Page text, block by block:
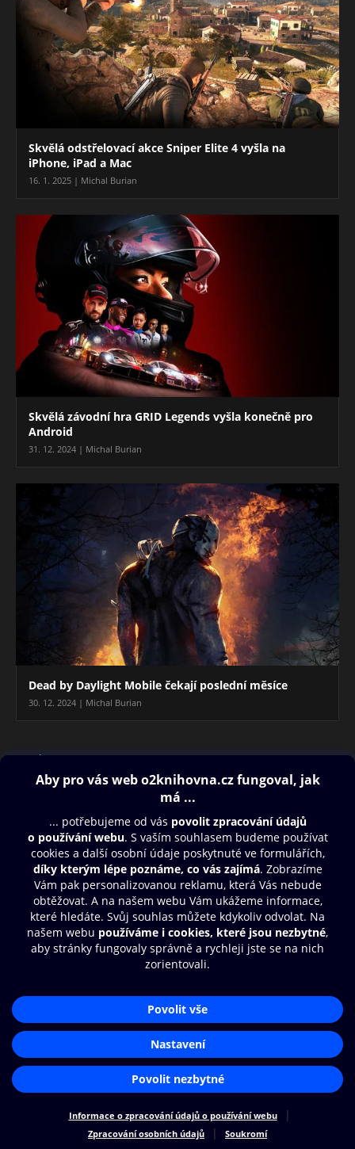
Skvělá odstřelovací akce Sniper Elite 4 vyšla na
iPhone, iPad a Mac
16. 1. 2025 | Michal Burian
Skvělá závodní hra GRID Legends vyšla konečně pro
Android
31. 12. 2024 | Michal Burian
Dead by Daylight Mobile čekají poslední měsíce
30. 12. 2024 | Michal Burian
Blog
Obsah ke stažení
Moje O2 Knihovna
Další zábava
© O2 Czech Republic a.s.
Přístupnost
Zásady zpracování osobních údajů
Nastavení cookies
Aplikace O2 Knihovna
Čti a poslouchej své e-knihy a
audioknihy rychleji a pohodlněji.